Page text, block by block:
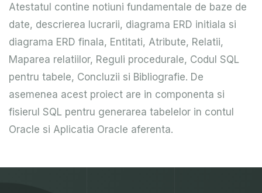
Atestatul contine notiuni fundamentale de baze de
date, descrierea lucrarii, diagrama ERD initiala si
diagrama ERD finala, Entitati, Atribute, Relatii,
Maparea relatiilor, Reguli procedurale, Codul SQL
pentru tabele, Concluzii si Bibliografie. De
asemenea acest proiect are in componenta si
fisierul SQL pentru generarea tabelelor in contul
Oracle si Aplicatia Oracle aferenta.